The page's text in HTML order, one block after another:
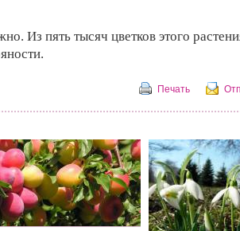
Из пять тысяч цветков этого
Печать